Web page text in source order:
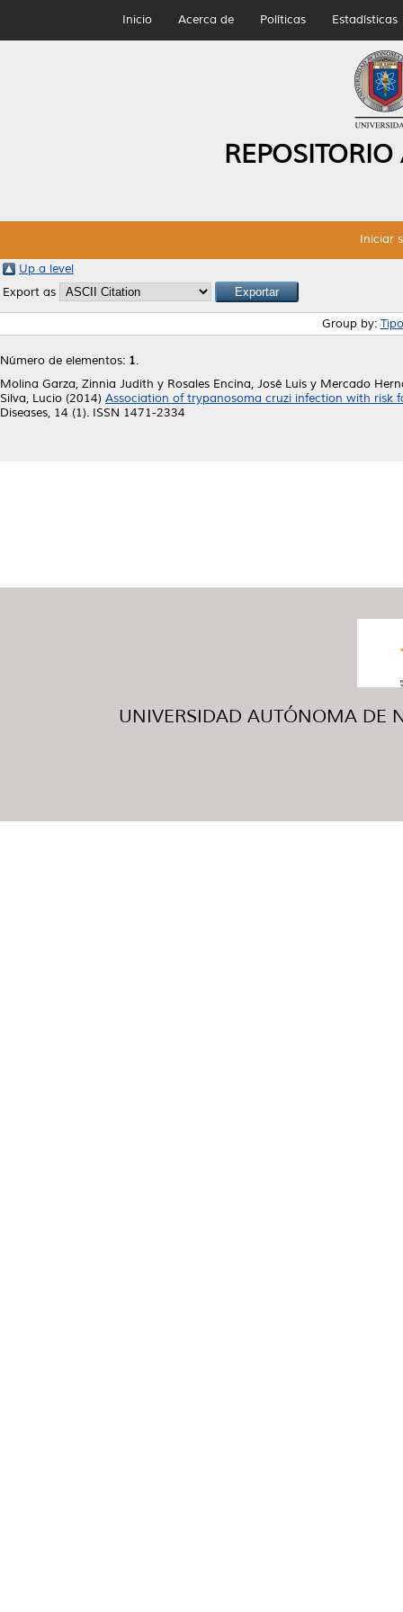
Inicio Acerca de Políticas Estadísticas
Iniciar
Up a level
Export as
Group by:
Número de elementos: 1.
Molina Garza, Zinnia Judith y Rosales Encina, José Luis y Mercado
Silva, Lucio (2014) Association of trypanosoma cruzi infection with risk
Diseases, 14 (1). ISSN 1471-2334
UNIVERSIDAD AUTÓNOMA DE